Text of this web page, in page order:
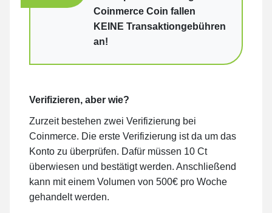
Coinmerce Coin fallen
KEINE Transaktiongebühren
an!
Verifizieren, aber wie?
Zurzeit bestehen zwei Verifizierung bei
Coinmerce. Die erste Verifizierung ist da um das
Konto zu überprüfen. Dafür müssen 10 Ct
überwiesen und bestätigt werden. Anschließend
kann mit einem Volumen von 500€ pro Woche
gehandelt werden.